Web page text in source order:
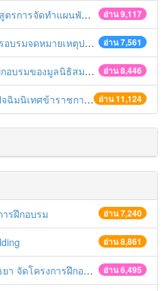
อ่าน 9,117
จัดทำแผนพัฒนาจังหวัด
อ่าน 7,561
ปี 2558 ของสมาคมจดหมายเหตุสยาม
อ่าน 8,446
สมาคมนักเรียนทุนรัฐบาลไทย
อ่าน 11,124
าชการเกษียณอายุ ปี 2558
อ่าน 7,240
รฝึกอบรม
อ่าน 8,861
อ่าน 6,495
ร “การบริการเป็นเลิศสู่องค์กรขวัญใจประชาชน”